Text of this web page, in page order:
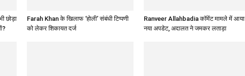
छोड़ा
Farah Khan के खिलाफ ‘होली’ संबंधी टिप्पणी
को लेकर शिकायत दर्ज
Ranveer Allahbadia कॉमेंट मामले में आया
नया अपडेट, अदालत ने जमकर लताड़ा